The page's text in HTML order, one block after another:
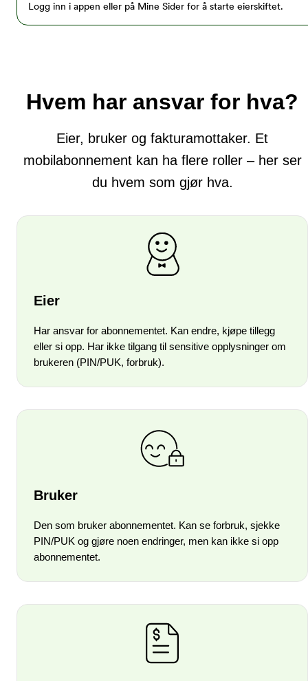
Logg inn i appen eller på Mine Sider for å starte eierskiftet.
Hvem har ansvar for hva?
Eier, bruker og fakturamottaker. Et
mobilabonnement kan ha flere roller – her ser
du hvem som gjør hva.
Eier
Har ansvar for abonnementet. Kan endre, kjøpe tillegg
eller si opp. Har ikke tilgang til sensitive opplysninger om
brukeren (PIN/PUK, forbruk).
Bruker
Den som bruker abonnementet. Kan se forbruk, sjekke
PIN/PUK og gjøre noen endringer, men kan ikke si opp
abonnementet.